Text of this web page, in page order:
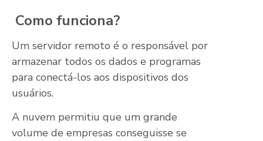
Como funciona?
Um servidor remoto é o responsável por
armazenar todos os dados e programas
para conectá-los aos dispositivos dos
usuários.
A nuvem permitiu que um grande
volume de empresas conseguisse se